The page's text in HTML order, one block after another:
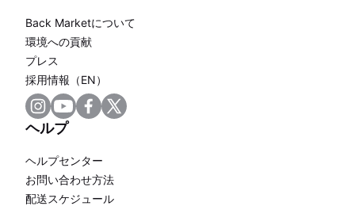
Back Marketについて
環境への貢献
プレス
採用情報（EN）
ヘルプ
ヘルプセンター
お問い合わせ方法
配送スケジュール